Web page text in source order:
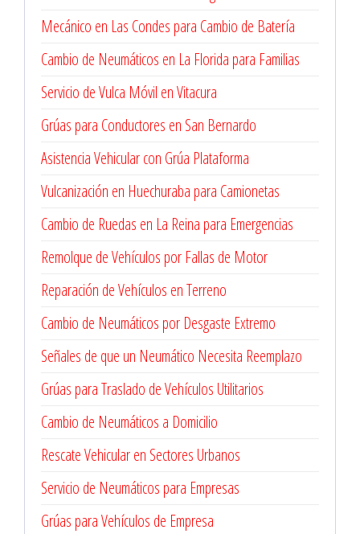
Mecánico en Las Condes para Cambio de Batería
Cambio de Neumáticos en La Florida para Familias
Servicio de Vulca Móvil en Vitacura
Grúas para Conductores en San Bernardo
Asistencia Vehicular con Grúa Plataforma
Vulcanización en Huechuraba para Camionetas
Cambio de Ruedas en La Reina para Emergencias
Remolque de Vehículos por Fallas de Motor
Reparación de Vehículos en Terreno
Cambio de Neumáticos por Desgaste Extremo
Señales de que un Neumático Necesita Reemplazo
Grúas para Traslado de Vehículos Utilitarios
Cambio de Neumáticos a Domicilio
Rescate Vehicular en Sectores Urbanos
Servicio de Neumáticos para Empresas
Grúas para Vehículos de Empresa